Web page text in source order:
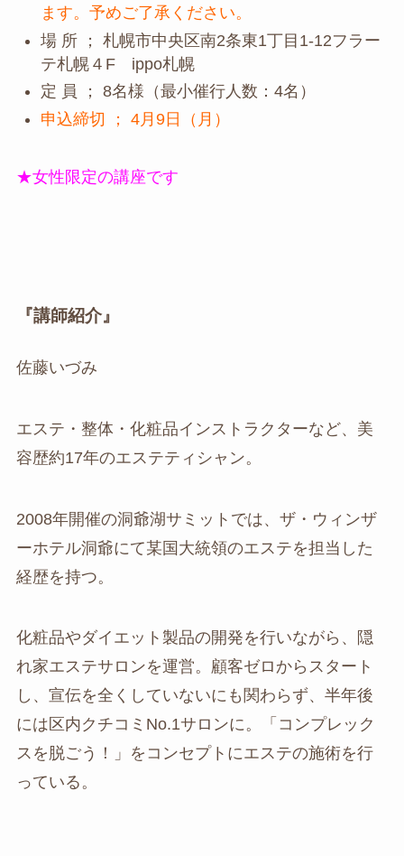
ます。予めご了承ください。
場 所 ； 札幌市中央区南2条東1丁目1-12フラー
テ札幌４F ippo札幌
定 員 ； 8名様（最小催行人数：4名）
申込締切 ； 4月9日（月）
★女性限定の講座です
『講師紹介』
佐藤いづみ
エステ・整体・化粧品インストラクターなど、美
容歴約17年のエステティシャン。
2008年開催の洞爺湖サミットでは、ザ・ウィンザ
ーホテル洞爺にて某国大統領のエステを担当した
経歴を持つ。
化粧品やダイエット製品の開発を行いながら、隠
れ家エステサロンを運営。顧客ゼロからスタート
し、宣伝を全くしていないにも関わらず、半年後
には区内クチコミNo.1サロンに。「コンプレック
スを脱ごう！」をコンセプトにエステの施術を行
っている。